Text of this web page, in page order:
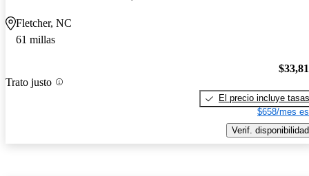
Fletcher, NC
61 millas
Trato justo
El precio incluye tasas
$658/mes
Verif. disponibilidad